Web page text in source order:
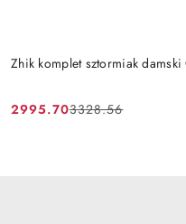
Zhik komplet sztormiak
Cena
2995.70
Cena
3328.56